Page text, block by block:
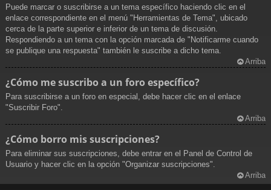
Puede marcar o suscribirse a un tema específico haciendo clic en el
enlace correspondiente en el menú "Herramientas de Tema", ubicado
cerca de la parte superior e inferior de un tema de discusión.
Respondiendo a un tema con la opción marcada de "Notificarme cuando
se publique una respuesta" también le suscribe a dicho tema.
Arriba
¿Cómo me suscribo a un foro específico?
Para suscribirse a un foro en especial, debe hacer clic en el enlace
"Suscribir Foro".
Arriba
¿Cómo borro mis suscripciones?
Para eliminar sus suscripciones, debe entrar en el Panel de Control de
Usuario y hacer clic en la opción "Organizar suscripciones".
Arriba